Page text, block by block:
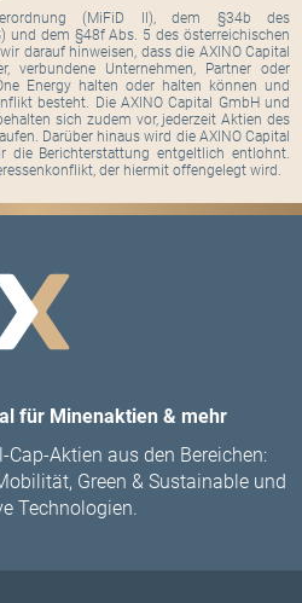
(MiFiD II), dem §34b des
und dem §48f Abs. 5 des österreichischen
darauf hinweisen, dass die AXINO Capital
verbundene Unternehmen, Partner oder
Energy halten oder halten können und
besteht. Die AXINO Capital GmbH und
sich zudem vor, jederzeit Aktien des
Darüber hinaus wird die AXINO Capital
die Berichterstattung entgeltlich entlohnt.
der hiermit offengelegt wird.
für Minenaktien & mehr
Aktien aus den Bereichen:
Green & Sustainable und
Technologien.